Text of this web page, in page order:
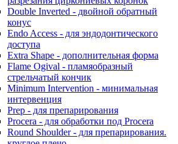
Double Inverted - двойной обратный
конус
Endo Access - для эндодонтического
доступа
Extra Shape - дополнительная форма
Flame Ogival - пламяобразный
стрельчатый кончик
Minimum Intervention - минимальная
интервенция
Prep - для препарирования
Procera - для обработки под Procera
Round Shoulder - для препарирования.